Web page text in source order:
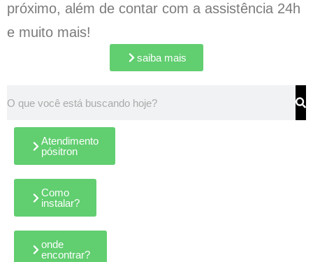
próximo, além de contar com a assistência 24h
e muito mais!
saiba mais
Atendimento
pósitron
Como
instalar?
onde
encontrar?